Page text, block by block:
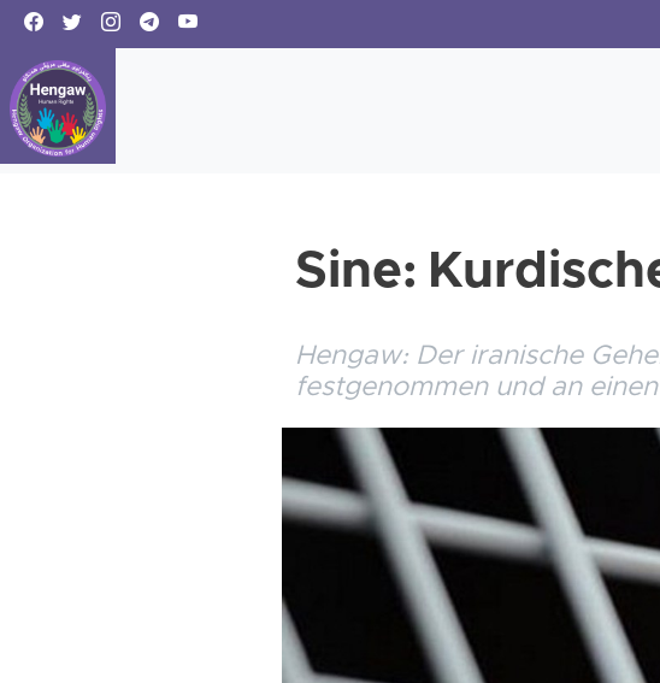
Sine:
Hengaw: Der iranische
festgenommen und an